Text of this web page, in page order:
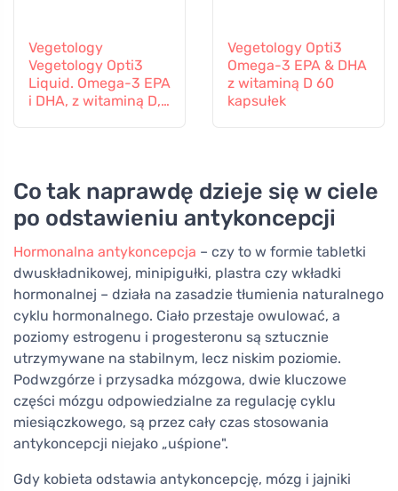
Vegetology
Vegetology Opti3
Liquid. Omega-3 EPA
i DHA, z witaminą D,
Vegetology Opti3
Omega-3 EPA & DHA
z witaminą D 60
kapsułek
Co tak naprawdę dzieje się w ciele
po odstawieniu antykoncepcji
Hormonalna antykoncepcja – czy to w formie tabletki
dwuskładnikowej, minipigułki, plastra czy wkładki
hormonalnej – działa na zasadzie tłumienia naturalnego
cyklu hormonalnego. Ciało przestaje owulować, a
poziomy estrogenu i progesteronu są sztucznie
utrzymywane na stabilnym, lecz niskim poziomie.
Podwzgórze i przysadka mózgowa, dwie kluczowe
części mózgu odpowiedzialne za regulację cyklu
miesiączkowego, są przez cały czas stosowania
antykoncepcji niejako „uśpione".
Gdy kobieta odstawia antykoncepcję, mózg i jajniki